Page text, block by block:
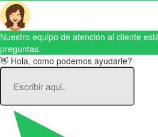
Nuestro equipo de atención al cliente
preguntas.
👋 Hola, como podemos ayudarle?